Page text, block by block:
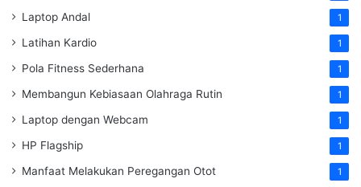
Laptop Andal 1
Latihan Kardio 1
Pola Fitness Sederhana 1
Membangun Kebiasaan Olahraga Rutin 1
Laptop dengan Webcam 1
HP Flagship 1
Manfaat Melakukan Peregangan Otot 1